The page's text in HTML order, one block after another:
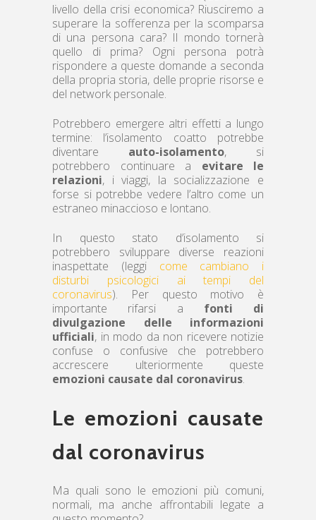
livello della crisi economica? Riusciremo a
superare la sofferenza per la scomparsa
di una persona cara? Il mondo tornerà
quello di prima? Ogni persona potrà
rispondere a queste domande a seconda
della propria storia, delle proprie risorse e
del network personale.
Potrebbero emergere altri effetti a lungo
termine: l’isolamento coatto potrebbe
diventare auto-isolamento, si
potrebbero continuare a evitare le
relazioni, i viaggi, la socializzazione e
forse si potrebbe vedere l’altro come un
estraneo minaccioso e lontano.
In questo stato d’isolamento si
potrebbero sviluppare diverse reazioni
inaspettate (leggi come cambiano i
disturbi psicologici ai tempi del
coronavirus). Per questo motivo è
importante rifarsi a fonti di
divulgazione delle informazioni
ufficiali, in modo da non ricevere notizie
confuse o confusive che potrebbero
accrescere ulteriormente queste
emozioni causate dal coronavirus.
Le emozioni causate
dal coronavirus
Ma quali sono le emozioni più comuni,
normali, ma anche affrontabili legate a